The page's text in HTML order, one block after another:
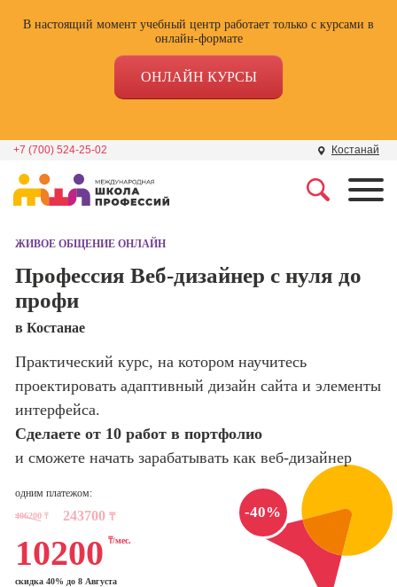
В настоящий момент учебный центр работает только с курсами в
онлайн-формате
ОНЛАЙН КУРСЫ
+7 (700) 524-25-02 Костанай
Школа дизайна
Школа нейросетей и
Школа психологии
Школа актерского
мастерства
Школа бизнеса и
управления
Фотошкола
поисковой
сайтов)
Профессия
Профессия
Менеджер по
маркетингу в
социальных
сетях (SMM-
менеджер)
Профессия
ЖИВОЕ ОБЩЕНИЕ ОНЛАЙН
Профессия Веб-дизайнер с нуля до
профи
в Костанае
Практический курс, на котором научитесь
проектировать адаптивный дизайн сайта и элементы
интерфейса.
Сделаете от 10 работ в портфолио
и сможете начать зарабатывать как веб-дизайнер
-40%
одним платежом:
406200 ₸ 243700 ₸
10200 ₸/мес.
скидка 40% до 8 Августа